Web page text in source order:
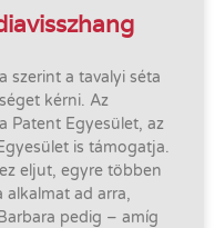
szerint a tavalyi séta
kérni. Az
Patent Egyesület, az
is támogatja.
eljut, egyre többen
alkalmat ad arra,
pedig – amíg